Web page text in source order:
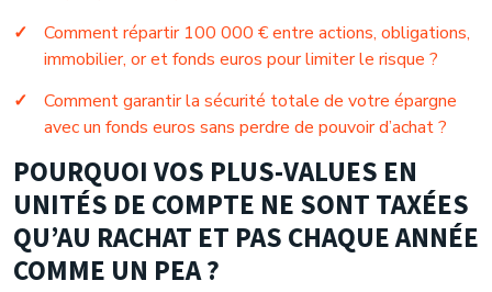
Comment répartir 100 000 € entre actions, obligations,
immobilier, or et fonds euros pour limiter le risque ?
Comment garantir la sécurité totale de votre épargne
avec un fonds euros sans perdre de pouvoir d’achat ?
POURQUOI VOS PLUS-VALUES EN
UNITÉS DE COMPTE NE SONT TAXÉES
QU’AU RACHAT ET PAS CHAQUE ANNÉE
COMME UN PEA ?